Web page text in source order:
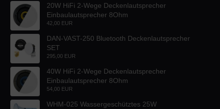
20W HiFi 2-Wege Deckenlautsprecher
Einbaulautsprecher 8Ohm
42,00 EUR
DAN-VAST-250 Bluetooth Deckenlautsprecher
SET
295,00 EUR
40W HiFi 2-Wege Deckenlautsprecher
Einbaulautsprecher 8Ohm
54,00 EUR
WHM-025 Wassergeschütztes 25W